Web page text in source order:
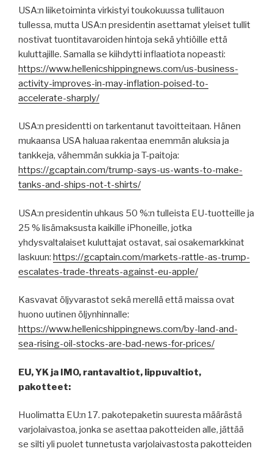
USA:n liiketoiminta virkistyi toukokuussa tullitauon
tullessa, mutta USA:n presidentin asettamat yleiset tullit
nostivat tuontitavaroiden hintoja sekä yhtiöille että
kuluttajille. Samalla se kiihdytti inflaatiota nopeasti:
https://www.hellenicshippingnews.com/us-business-
activity-improves-in-may-inflation-poised-to-
accelerate-sharply/
USA:n presidentti on tarkentanut tavoitteitaan. Hänen
mukaansa USA haluaa rakentaa enemmän aluksia ja
tankkeja, vähemmän sukkia ja T-paitoja:
https://gcaptain.com/trump-says-us-wants-to-make-
tanks-and-ships-not-t-shirts/
USA:n presidentin uhkaus 50 %:n tulleista EU-tuotteille ja
25 % lisämaksusta kaikille iPhoneille, jotka
yhdysvaltalaiset kuluttajat ostavat, sai osakemarkkinat
laskuun: https://gcaptain.com/markets-rattle-as-trump-
escalates-trade-threats-against-eu-apple/
Kasvavat öljyvarastot sekä merellä että maissa ovat
huono uutinen öljynhinnalle:
https://www.hellenicshippingnews.com/by-land-and-
sea-rising-oil-stocks-are-bad-news-for-prices/
EU, YK ja IMO, rantavaltiot, lippuvaltiot,
pakotteet:
Huolimatta EU:n 17. pakotepaketin suuresta määrästä
varjolaivastoa, jonka se asettaa pakotteiden alle, jättää
se silti yli puolet tunnetusta varjolaivastosta pakotteiden